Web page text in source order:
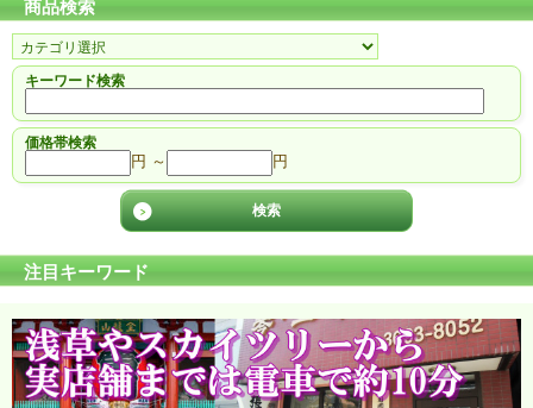
商品検索
キーワード検索
価格帯検索
円 ～ 円
注目キーワード